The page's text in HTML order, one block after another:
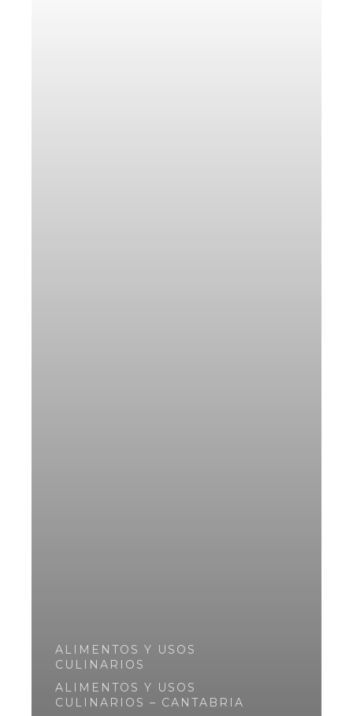
ALIMENTOS Y USOS
CULINARIOS
ALIMENTOS Y USOS
CULINARIOS – CANTABRIA